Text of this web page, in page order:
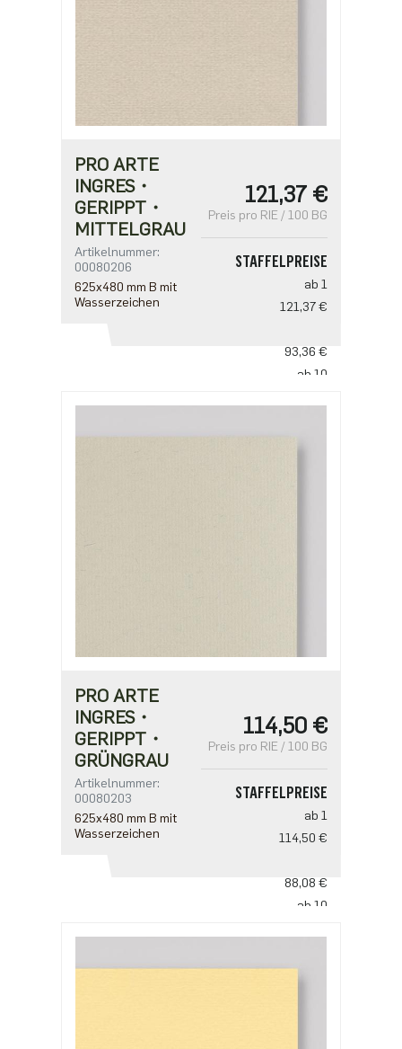
PRO ARTE
INGRES・
GERIPPT・
MITTELGRAU
Artikelnummer:
00080206
625x480 mm B mit
Wasserzeichen
121,37 €
Preis pro RIE / 100 BG
STAFFELPREISE
ab 1
121,37 €
93,36 €
ab 10
PRO ARTE
INGRES・
GERIPPT・
GRÜNGRAU
Artikelnummer:
00080203
625x480 mm B mit
Wasserzeichen
114,50 €
Preis pro RIE / 100 BG
STAFFELPREISE
ab 1
114,50 €
88,08 €
ab 10